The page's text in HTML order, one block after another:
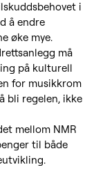
i
å endre
øke mye.
må
på kulturell
for musikkrom
bli regelen, ikke
mellom NMR
til både